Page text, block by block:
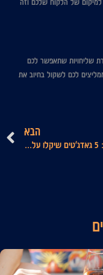
שליחויות שתאפשר לכם
לכם לשקול בחיוב את
הבא
חיים קלים: 5 גאדג'טים שיקלו על העבודה שלכם במטבח